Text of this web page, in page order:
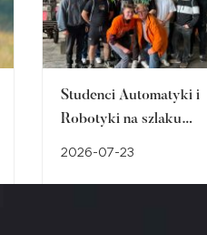
Studenci Automatyki i
Robotyki na szlaku
2026-07-23